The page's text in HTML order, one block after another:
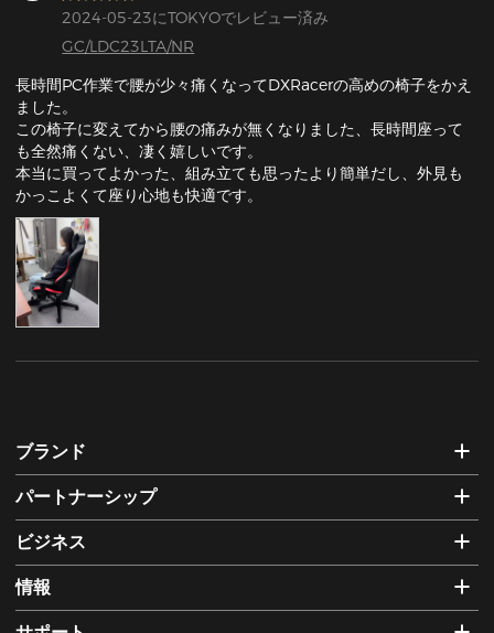
2024-05-23にTOKYOでレビュー済み
GC/LDC23LTA/NR
長時間PC作業で腰が少々痛くなってDXRacerの高めの椅子をかえ
ました。
この椅子に変えてから腰の痛みが無くなりました、長時間座って
も全然痛くない、凄く嬉しいです。
本当に買ってよかった、組み立ても思ったより簡単だし、外見も
かっこよくて座り心地も快適です。
ブランド
パートナーシップ
ビジネス
情報